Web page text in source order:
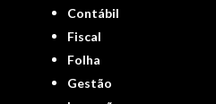
Contábil
Fiscal
Folha
Gestão